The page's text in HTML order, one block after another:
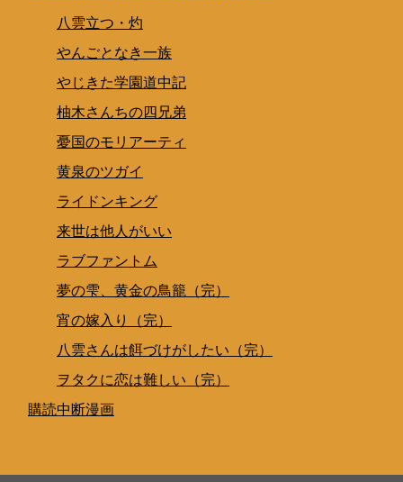
八雲立つ・灼
やんごとなき一族
やじきた学園道中記
柚木さんちの四兄弟
憂国のモリアーティ
黄泉のツガイ
ライドンキング
来世は他人がいい
ラブファントム
夢の雫、黄金の鳥籠（完）
宵の嫁入り（完）
八雲さんは餌づけがしたい（完）
ヲタクに恋は難しい（完）
購読中断漫画